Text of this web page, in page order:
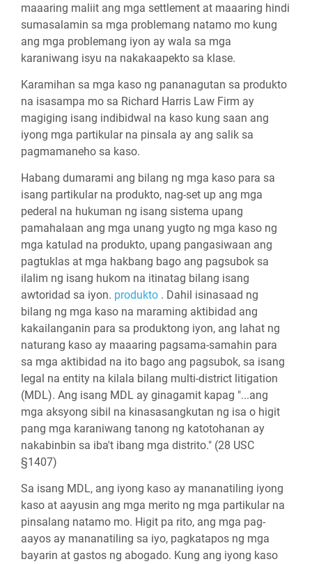
maaaring maliit ang mga settlement at maaaring hindi
sumasalamin sa mga problemang natamo mo kung
ang mga problemang iyon ay wala sa mga
karaniwang isyu na nakakaapekto sa klase.
Karamihan sa mga kaso ng pananagutan sa produkto
na isasampa mo sa Richard Harris Law Firm ay
magiging isang indibidwal na kaso kung saan ang
iyong mga partikular na pinsala ay ang salik sa
pagmamaneho sa kaso.
Habang dumarami ang bilang ng mga kaso para sa
isang partikular na produkto, nag-set up ang mga
pederal na hukuman ng isang sistema upang
pamahalaan ang mga unang yugto ng mga kaso ng
mga katulad na produkto, upang pangasiwaan ang
pagtuklas at mga hakbang bago ang pagsubok sa
ilalim ng isang hukom na itinatag bilang isang
awtoridad sa iyon. produkto . Dahil isinasaad ng
bilang ng mga kaso na maraming aktibidad ang
kakailanganin para sa produktong iyon, ang lahat ng
naturang kaso ay maaaring pagsama-samahin para
sa mga aktibidad na ito bago ang pagsubok, sa isang
legal na entity na kilala bilang multi-district litigation
(MDL). Ang isang MDL ay ginagamit kapag "...ang
mga aksyong sibil na kinasasangkutan ng isa o higit
pang mga karaniwang tanong ng katotohanan ay
nakabinbin sa iba't ibang mga distrito." (28 USC
§1407)
Sa isang MDL, ang iyong kaso ay mananatiling iyong
kaso at aayusin ang mga merito ng mga partikular na
pinsalang natamo mo. Higit pa rito, ang mga pag-
aayos ay mananatiling sa iyo, pagkatapos ng mga
bayarin at gastos ng abogado. Kung ang iyong kaso